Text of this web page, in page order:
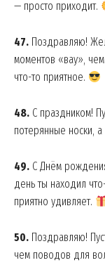
— просто приходит.
47. Поздравляю!
моментов «вау»,
что-то приятное.
48. С праздником!
потерянные носки,
49. С Днём
день ты находил
приятно удивляет.
50. Поздравляю!
чем поводов для